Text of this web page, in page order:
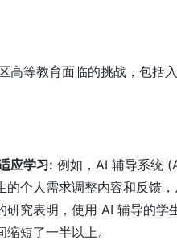
高等教育面临的挑战，包括
应学习: 例如，AI 辅导系统
的个人需求调整内容和反馈
研究表明，使用 AI 辅导的学
短了一半以上。